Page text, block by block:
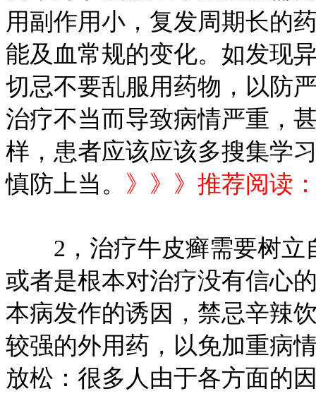
用副作用小，复发周期长的
能及血常规的变化。如发现
切忌不要乱服用药物，以防
治疗不当而导致病情严重，
样，患者应该应该多搜集学
慎防上当。 》》》推荐阅读
2，治疗牛皮癣需要树立
或者是根本对治疗没有信心
本病发作的诱因，禁忌辛辣
较强的外用药，以免加重病
放松：很多人由于各方面的